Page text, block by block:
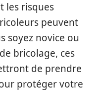
les risques
peuvent
soyez novice ou
bricolage, ces
de prendre
protéger votre